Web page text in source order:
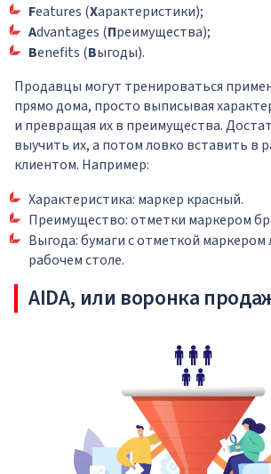
Features (Характеристики);
Advantages (Преимущества);
Benefits (Выгоды).
Продавцы могут тренироваться
прямо дома, просто выписывая
и превращая их в преимущества.
выучить их, а потом ловко вставить в
клиентом. Например:
Характеристика: маркер красный.
Преимущество: отметки маркером
Выгода: бумаги с отметкой маркером
рабочем столе.
AIDA, или воронка